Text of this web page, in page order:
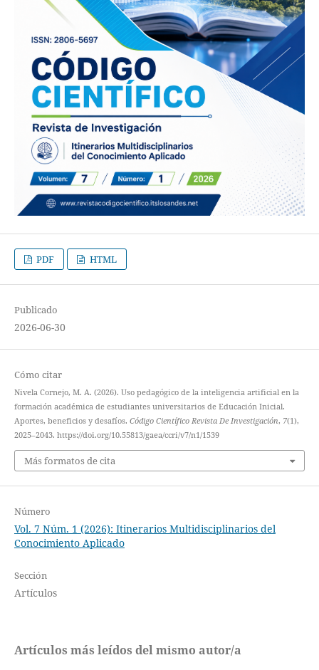
PDF HTML
Publicado
2026-06-30
Cómo citar
Nivela Cornejo, M. A. (2026). Uso pedagógico de la inteligencia artificial en la
formación académica de estudiantes universitarios de Educación Inicial.
Aportes, beneficios y desafíos. Código Científico Revista De Investigación, 7(1),
2025–2043. https://doi.org/10.55813/gaea/ccri/v7/n1/1539
Más formatos de cita
Número
Vol. 7 Núm. 1 (2026): Itinerarios Multidisciplinarios del
Conocimiento Aplicado
Sección
Artículos
Artículos más leídos del mismo autor/a